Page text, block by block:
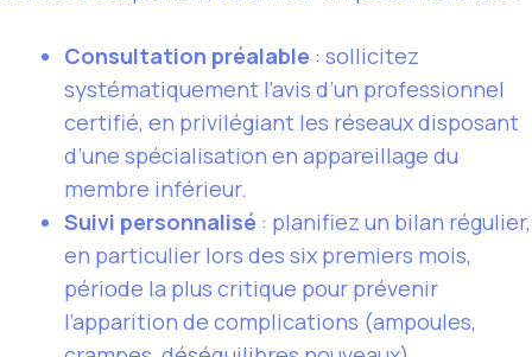
Consultation préalable : sollicitez
systématiquement l’avis d’un professionnel
certifié, en privilégiant les réseaux disposant
d’une spécialisation en appareillage du
membre inférieur.
Suivi personnalisé : planifiez un bilan régulier,
en particulier lors des six premiers mois,
période la plus critique pour prévenir
l’apparition de complications (ampoules,